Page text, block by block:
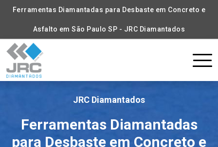
Ferramentas Diamantadas para Desbaste em Concreto e
Asfalto em São Paulo SP - JRC Diamantados
JRC Diamantados
Ferramentas Diamantadas
para Desbaste em Concreto e